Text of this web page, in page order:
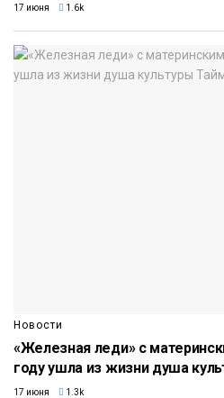
17 июня 1.6k
Новости
«Железная леди» с
году ушла из жизни душа
17 июня 1.3k